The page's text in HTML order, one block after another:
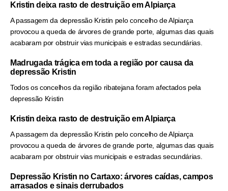
Kristin deixa rasto de destruição em Alpiarça
A passagem da depressão Kristin pelo concelho de Alpiarça
provocou a queda de árvores de grande porte, algumas das quais
acabaram por obstruir vias municipais e estradas secundárias.
Madrugada trágica em toda a região por causa da
depressão Kristin
Todos os concelhos da região ribatejana foram afectados pela
depressão Kristin
Kristin deixa rasto de destruição em Alpiarça
A passagem da depressão Kristin pelo concelho de Alpiarça
provocou a queda de árvores de grande porte, algumas das quais
acabaram por obstruir vias municipais e estradas secundárias.
Depressão Kristin no Cartaxo: árvores caídas, campos
arrasados e sinais derrubados